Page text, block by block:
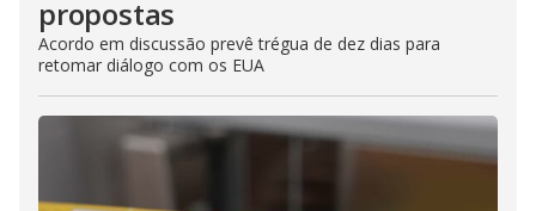
propostas
Acordo em discussão prevê trégua de dez dias para
retomar diálogo com os EUA